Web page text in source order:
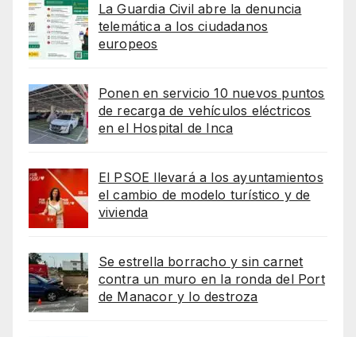
La Guardia Civil abre la denuncia
telemática a los ciudadanos
europeos
Ponen en servicio 10 nuevos puntos
de recarga de vehículos eléctricos
en el Hospital de Inca
El PSOE llevará a los ayuntamientos
el cambio de modelo turístico y de
vivienda
Se estrella borracho y sin carnet
contra un muro en la ronda del Port
de Manacor y lo destroza